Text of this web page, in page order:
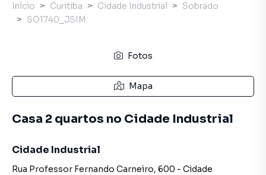
Início Curitiba Cidade Industrial
Sobrado
SO1740_JSIM
Fotos
Mapa
Casa 2 quartos no Cidade Industrial
Cidade Industrial
Rua Professor Fernando Carneiro, 600 - Cidade